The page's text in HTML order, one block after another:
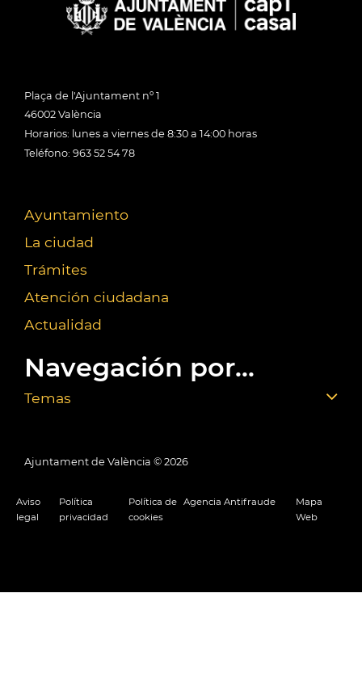
Plaça de l'Ajuntament nº 1
46002 València
Horarios: lunes a viernes de 8:30 a 14:00 horas
Teléfono: 963 52 54 78
Ayuntamiento
La ciudad
Trámites
Atención ciudadana
Actualidad
Navegación por...
Temas
Ajuntament de València © 2026
Aviso
legal
Política
privacidad
Política de
cookies
Agencia Antifraude
Mapa
Web